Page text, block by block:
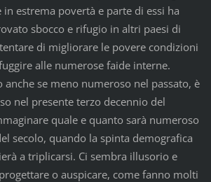
in estrema povertà e parte di essi ha
sbocco e rifugio in altri paesi di
di migliorare le povere condizioni
alle numerose faide interne.
anche se meno numeroso nel passato, è
nel presente terzo decennio del
quale e quanto sarà numeroso
secolo, quando la spinta demografica
a triplicarsi. Ci sembra illusorio e
o auspicare, come fanno molti